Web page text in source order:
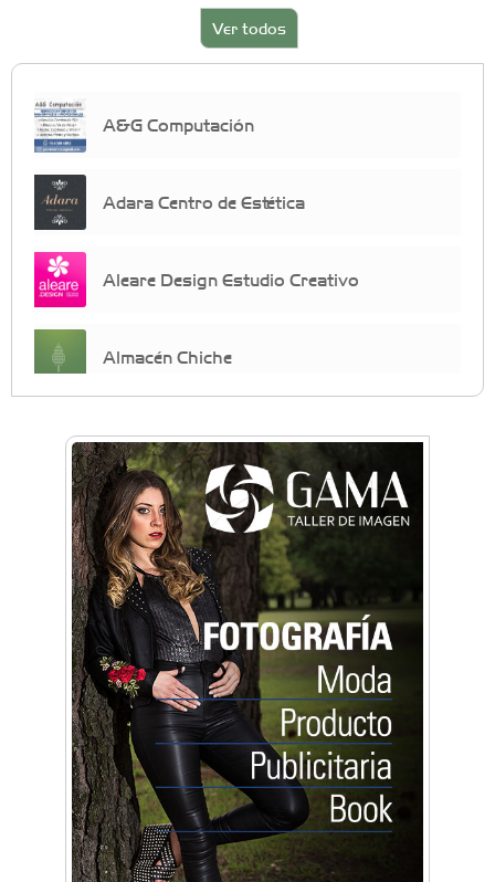
Ver todos
A&G Computación
Adara Centro de Estética
Aleare Design Estudio Creativo
Almacén Chiche
crecimiento personal
Arq. Horacio Alejandro Sánchez
Artística ApasionArte
Artística Catalina
Artística Veral
BAIC Ramos Mejía